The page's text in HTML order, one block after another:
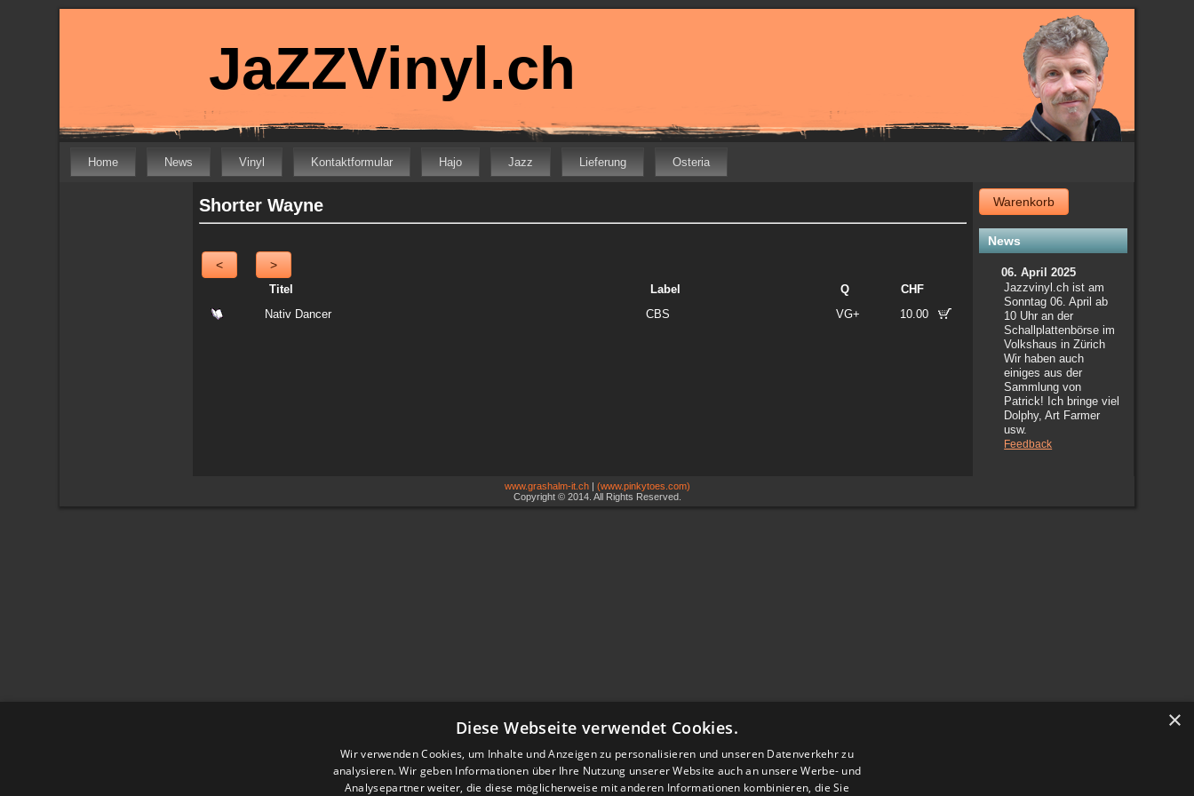
JaZZVinyl.ch
Home News Vinyl Kontaktformular Hajo Jazz Lieferung Osteria
Shorter Wayne
< >
Titel Label Q
CHF
Nativ Dancer
CBS VG+ 10.00
Warenkorb
News
06. April 2025
Jazzvinyl.ch ist am
Sonntag 06. April ab
10 Uhr an der
Schallplattenbörse im
Volkshaus in Zürich
Wir haben auch
einiges aus der
Sammlung von
Patrick! Ich bringe viel
Dolphy, Art Farmer
usw.
Feedback
www.grashalm-it.ch| (www.pinkytoes.com)
Copyright © 2014. All Rights Reserved.
×
Diese Webseite verwendet Cookies.
Wir verwenden Cookies, um Inhalte und Anzeigen zu personalisieren und unseren Datenverkehr zu
analysieren. Wir geben Informationen über Ihre Nutzung unserer Website auch an unsere Werbe- und
Analysepartner weiter, die diese möglicherweise mit anderen Informationen kombinieren, die Sie